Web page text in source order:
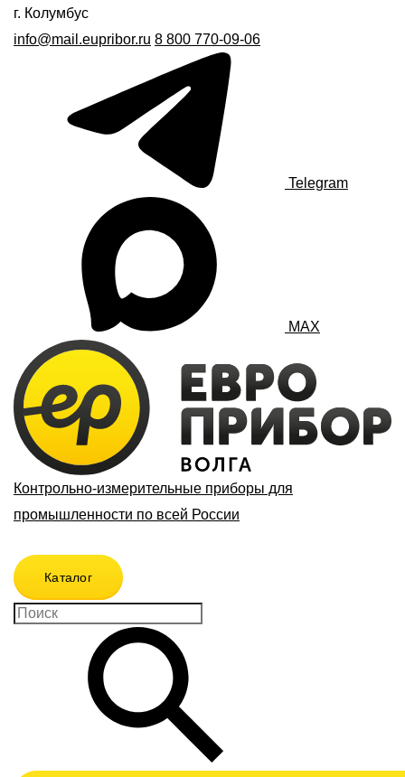
г. Колумбус
info@mail.eupribor.ru 8 800 770-09-06
Telegram
MAX
Контрольно-измерительные приборы для
промышленности по всей России
Каталог